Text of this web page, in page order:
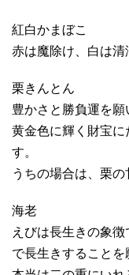
紅白かまぼこ
赤は魔除け、白は清
栗きんとん
豊かさと勝負運を願
黄金色に輝く財宝
す。
うちの場合は、栗の
海老
えびは長生きの象
で長生きすることを